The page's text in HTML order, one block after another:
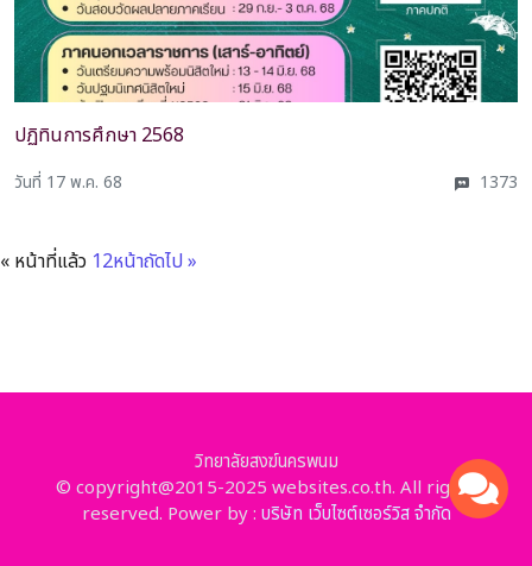
ปฏิทินการศึกษา 2568
วันที่ 17 พ.ค. 68 1373
« หน้าที่แล้ว 12หน้าถัดไป »
วิทยาลัยสงฆ์นครพนม
© copyright@2015-2025 websites.co.th. All rights
reserved. Power by : บริษัท เว็บไซต์เซอร์วิส จำกัด